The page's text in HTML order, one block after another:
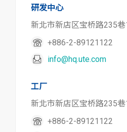
研发中心
新北市新店区宝桥路235
+886-2-89121122
info@hq.ute.com
工厂
新北市新店区宝桥路235
+886-2-89121122